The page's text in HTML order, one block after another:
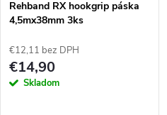
Rehband RX hookgrip páska
4,5mx38mm 3ks
€12,11 bez DPH
€14,90
Skladom